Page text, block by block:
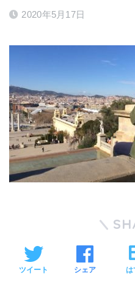
2020年5月17日
ツイート シェア は